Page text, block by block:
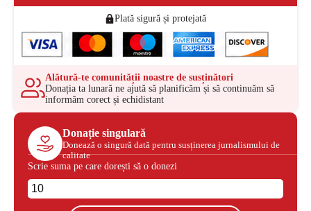
Plată sigură și protejată
Alătură-te comunității noastre de susținători
Donația ta lunară ne ajută să planificăm și să continuăm să
informăm corect și echidistant
Donație singulară
Donează o singură dată pentru susținerea jurnalismului de
calitate
Scrie suma pe care dorești să o donezi